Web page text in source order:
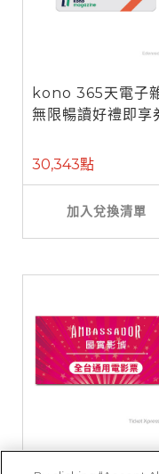
kono 365天電子
無限暢讀好禮即享
30,343點
加入兌換清單